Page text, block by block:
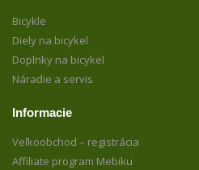
Bicykle
Diely na bicykel
Doplnky na bicykel
Náradie a servis
Informacie
Veľkoobchod – registrácia
Affiliate program Mebiku